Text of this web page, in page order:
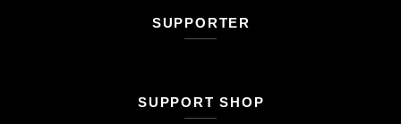
SUPPORTER
SUPPORT SHOP